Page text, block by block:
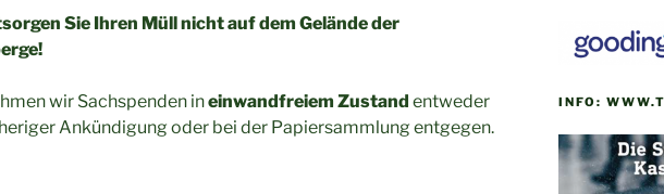
Sie Ihren Müll nicht auf dem Gelände der
wir Sachspenden ineinwandfreiem Zustand entweder
Ankündigung oder bei der Papiersammlung entgegen.
INFO: